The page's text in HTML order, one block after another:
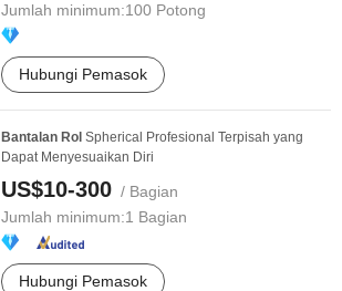
Jumlah minimum:100 Potong
Hubungi Pemasok
Bantalan Rol Spherical Profesional Terpisah yang
Dapat Menyesuaikan Diri
US$10-300 / Bagian
Jumlah minimum:1 Bagian
Hubungi Pemasok